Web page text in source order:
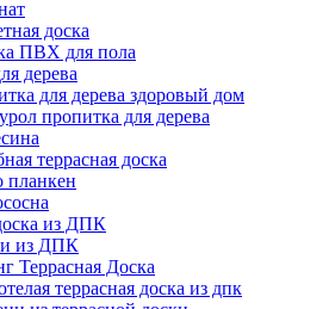
доска
ПВХ для пола
дерева
для дерева здоровый дом
пропитка для дерева
террасная доска
планкен
из ДПК
из ДПК
Террасная Доска
террасная доска из дпк